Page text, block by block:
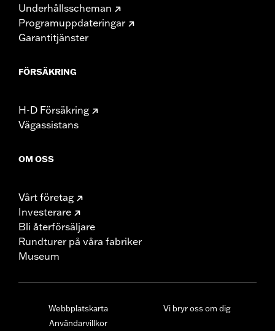
Underhållsscheman
Programuppdateringar
Garantitjänster
FÖRSÄKRING
H-D Försäkring
Vägassistans
OM OSS
Vårt företag
Investerare
Bli återförsäljare
Rundturer på våra fabriker
Museum
Webbplatskarta
Användarvillkor
Vi bryr oss om dig